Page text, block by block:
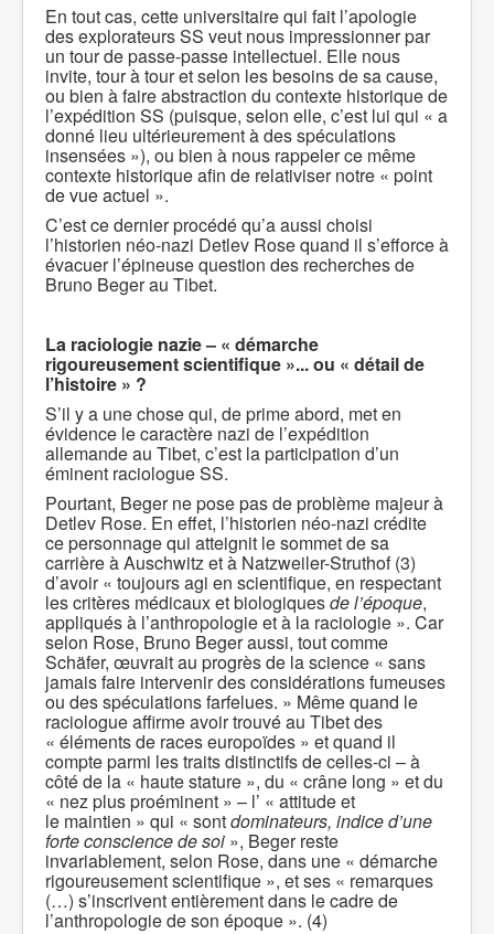
En tout cas, cette universitaire qui fait l’apologie
des explorateurs SS veut nous impressionner par
un tour de passe-passe intellectuel. Elle nous
invite, tour à tour et selon les besoins de sa cause,
ou bien à faire abstraction du contexte historique de
l’expédition SS (puisque, selon elle, c’est lui qui « a
donné lieu ultérieurement à des spéculations
insensées »), ou bien à nous rappeler ce même
contexte historique afin de relativiser notre « point
de vue actuel ».
C’est ce dernier procédé qu’a aussi choisi
l’historien néo-nazi Detlev Rose quand il s’efforce à
évacuer l’épineuse question des recherches de
Bruno Beger au Tibet.
La raciologie nazie – « démarche
rigoureusement scientifique »... ou « détail de
l’histoire » ?
S’il y a une chose qui, de prime abord, met en
évidence le caractère nazi de l’expédition
allemande au Tibet, c’est la participation d’un
éminent raciologue SS.
Pourtant, Beger ne pose pas de problème majeur à
Detlev Rose. En effet, l’historien néo-nazi crédite
ce personnage qui atteignit le sommet de sa
carrière à Auschwitz et à Natzweiler-Struthof (3)
d’avoir « toujours agi en scientifique, en respectant
les critères médicaux et biologiquesde l’époque,
appliqués à l’anthropologie et à la raciologie ». Car
selon Rose, Bruno Beger aussi, tout comme
Schäfer, œuvrait au progrès de la science « sans
jamais faire intervenir des considérations fumeuses
ou des spéculations farfelues. » Même quand le
raciologue affirme avoir trouvé au Tibet des
« éléments de races europoïdes » et quand il
compte parmi les traits distinctifs de celles-ci – à
côté de la « haute stature », du « crâne long » et du
« nez plus proéminent » – l’ « attitude et
le maintien » qui « sontdominateurs, indice d’une
forte conscience de soi », Beger reste
invariablement, selon Rose, dans une « démarche
rigoureusement scientifique », et ses « remarques
(…) s’inscrivent entièrement dans le cadre de
l’anthropologie de son époque ». (4)